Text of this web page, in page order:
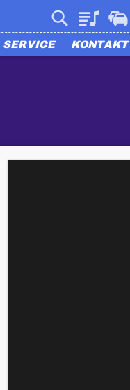
Playlist
SERVICE KONTAKT